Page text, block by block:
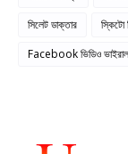
সিলেট ডাক্তার
স্কিটো
Facebook ভিডিও ভাইরাল